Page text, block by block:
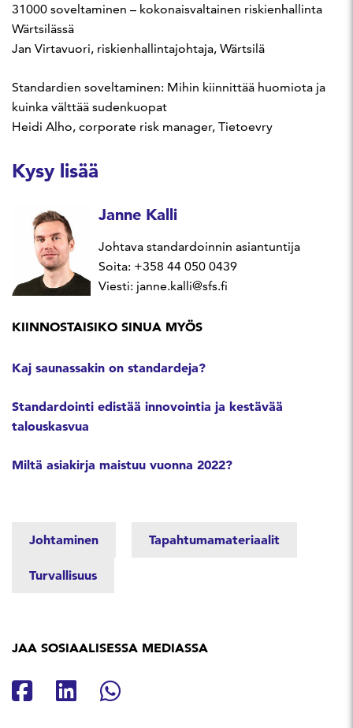
31000 soveltaminen – kokonaisvaltainen riskienhallinta
Wärtsilässä
Jan Virtavuori, riskienhallintajohtaja, Wärtsilä
Standardien soveltaminen: Mihin kiinnittää huomiota ja
kuinka välttää sudenkuopat
Heidi Alho, corporate risk manager, Tietoevry
Kysy lisää
Janne Kalli
Johtava standardoinnin asiantuntija
Soita: +358 44 050 0439
Viesti: janne.kalli@sfs.fi
KIINNOSTAISIKO SINUA MYÖS
Kaj saunassakin on standardeja?
Standardointi edistää innovointia ja kestävää
talouskasvua
Miltä asiakirja maistuu vuonna 2022?
Johtaminen Tapahtumamateriaalit
Turvallisuus
JAA SOSIAALISESSA MEDIASSA
Jaa Facebookissa
Jaa Linkedinissä
Jaa Whatsappissa